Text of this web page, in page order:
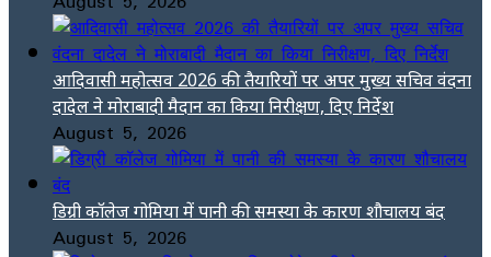
आदिवासी महोत्सव 2026 की तैयारियों पर अपर मुख्य सचिव वंदना
दादेल ने मोराबादी मैदान का किया निरीक्षण, दिए निर्देश
August 5, 2026
डिग्री कॉलेज गोमिया में पानी की समस्या के कारण शौचालय बंद
August 5, 2026